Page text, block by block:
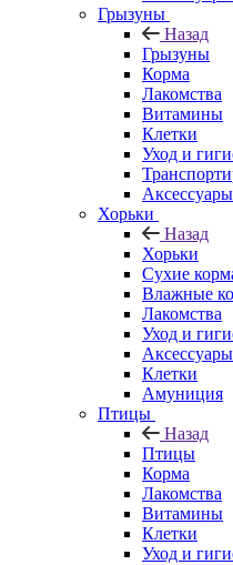
Грызуны
Назад
Грызуны
Корма
Лакомства
Витамины
Клетки
Уход и
Аксессуары
Хорьки
Назад
Хорьки
Сухие
Влажные
Лакомства
Уход и
Аксессуары
Клетки
Амуниция
Птицы
Назад
Птицы
Корма
Лакомства
Витамины
Клетки
Уход и